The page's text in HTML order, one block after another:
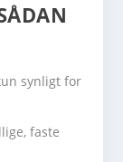
synligt for
faste